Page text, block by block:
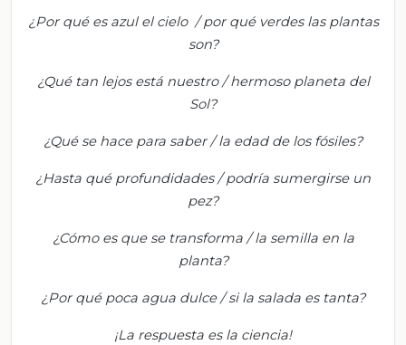
¿Por qué es azul el cielo / por qué verdes las plantas
son?
¿Qué tan lejos está nuestro / hermoso planeta del
Sol?
¿Qué se hace para saber / la edad de los fósiles?
¿Hasta qué profundidades / podría sumergirse un
pez?
¿Cómo es que se transforma / la semilla en la
planta?
¿Por qué poca agua dulce / si la salada es tanta?
¡La respuesta es la ciencia!